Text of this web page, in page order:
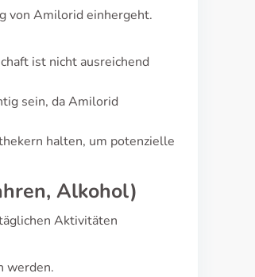
von Amilorid einhergeht.
ist nicht ausreichend
sein, da Amilorid
halten, um potenzielle
Alkohol)
Aktivitäten
werden.